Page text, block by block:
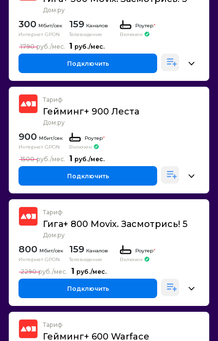
Дом.ру
300
Интернет GPON
159 Каналов
Телевидение
Роутер*
Включен
1
1790
Подключить
Тариф
Гейминг+ 900 Леста
Дом.ру
900
Интернет GPON
Роутер*
Включен
1
1500
Подключить
Тариф
Гига+ 800 Movix. Засмотрись! 5
Дом.ру
800
Интернет GPON
159 Каналов
Телевидение
Роутер*
Включен
1
2290
Подключить
Тариф
Гейминг+ 600 Warface